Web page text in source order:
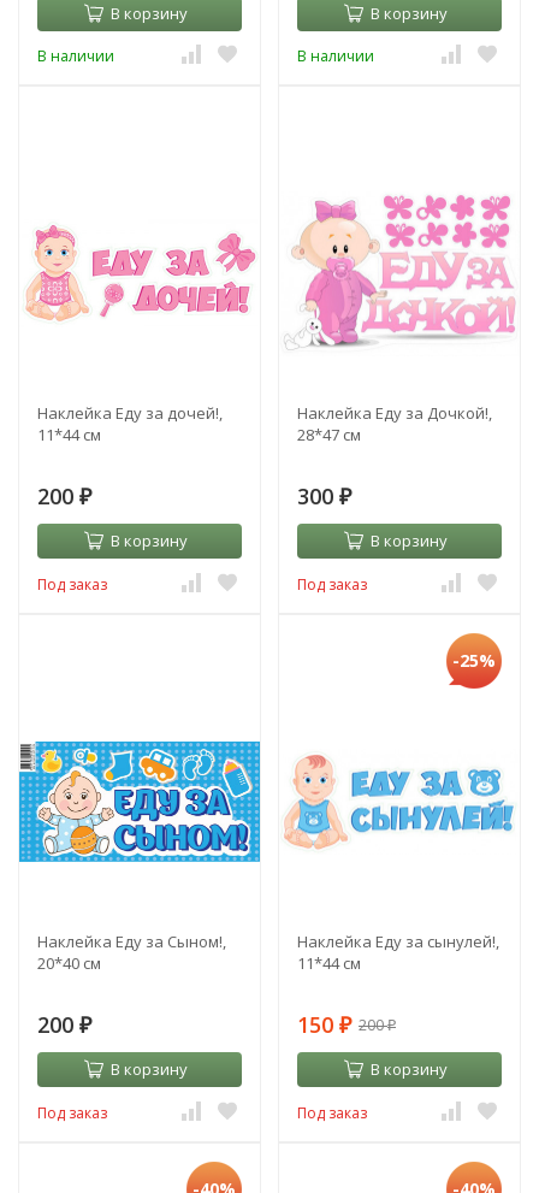
В корзину
В наличии
В корзину
В наличии
Наклейка Еду за дочей!,
11*44 см
200 ₽
В корзину
Под заказ
Наклейка Еду за Дочкой!,
28*47 см
300 ₽
В корзину
Под заказ
Наклейка Еду за Сыном!,
20*40 см
200 ₽
В корзину
Под заказ
-25%
Наклейка Еду за сынулей!,
11*44 см
150 ₽ 200₽
В корзину
Под заказ